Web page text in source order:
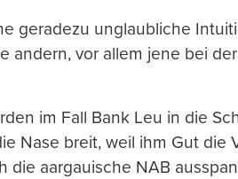
geradezu unglaubliche
andern, vor allem jene bei
im Fall Bank Leu in die
Nase breit, weil ihm Gut die
die aargauische NAB